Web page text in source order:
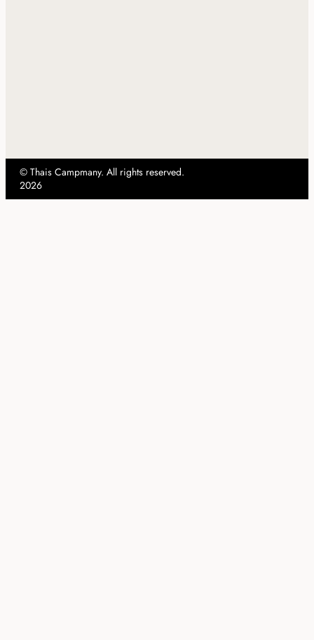
© Thais Campmany. All rights reserved.
2026